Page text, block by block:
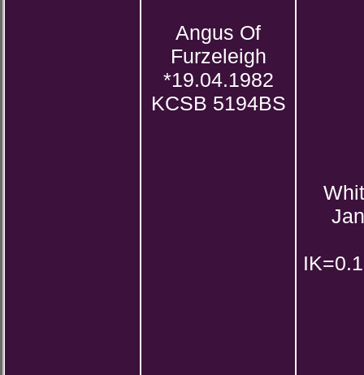
Angus Of
Furzeleigh
*19.04.1982
KCSB 5194BS